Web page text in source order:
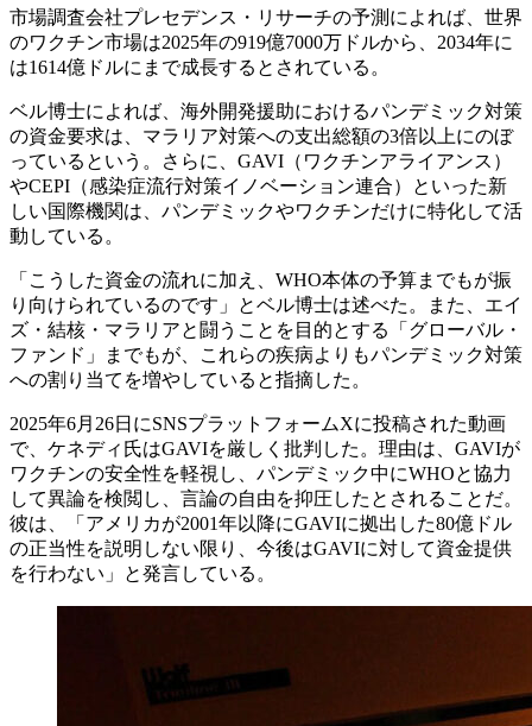
市場調査会社プレセデンス・リサーチの予測によれば、世界
のワクチン市場は2025年の919億7000万ドルから、2034年に
は1614億ドルにまで成長するとされている。
ベル博士によれば、海外開発援助におけるパンデミック対策
の資金要求は、マラリア対策への支出総額の3倍以上にのぼ
っているという。さらに、GAVI（ワクチンアライアンス）
やCEPI（感染症流行対策イノベーション連合）といった新
しい国際機関は、パンデミックやワクチンだけに特化して活
動している。
「こうした資金の流れに加え、WHO本体の予算までもが振
り向けられているのです」とベル博士は述べた。また、エイ
ズ・結核・マラリアと闘うことを目的とする「グローバル・
ファンド」までもが、これらの疾病よりもパンデミック対策
への割り当てを増やしていると指摘した。
2025年6月26日にSNSプラットフォームXに投稿された動画
で、ケネディ氏はGAVIを厳しく批判した。理由は、GAVIが
ワクチンの安全性を軽視し、パンデミック中にWHOと協力
して異論を検閲し、言論の自由を抑圧したとされることだ。
彼は、「アメリカが2001年以降にGAVIに拠出した80億ドル
の正当性を説明しない限り、今後はGAVIに対して資金提供
を行わない」と発言している。